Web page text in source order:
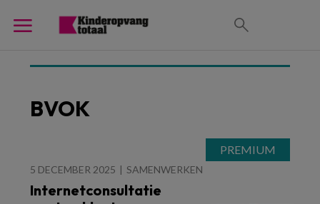
BVOK
5 DECEMBER 2025 SAMENWERKEN
Internetconsultatie